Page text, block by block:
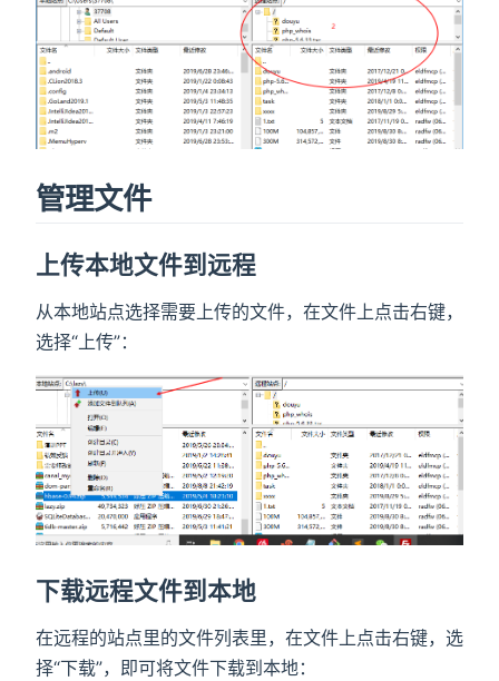
管理文件
上传本地文件到远程
从本地站点选择需要上传的文件，在文件上点击右键，
选择“上传”：
下载远程文件到本地
在远程的站点里的文件列表里，在文件上点击右键，选
择“下载”，即可将文件下载到本地：